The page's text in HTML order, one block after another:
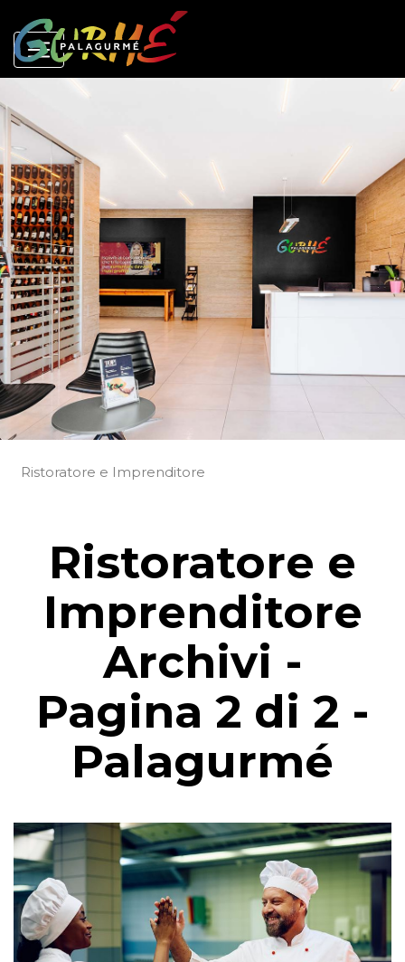
Ristoratore e Imprenditore
Ristoratore e
Imprenditore
Archivi -
Pagina 2 di 2 -
Palagurmé